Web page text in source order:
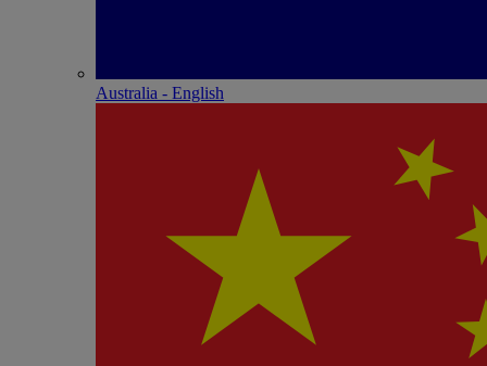
Australia - English